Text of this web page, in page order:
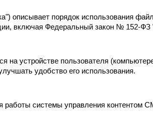
описывает порядок использования
включая Федеральный закон № 152-
устройстве пользователя
удобство его использования.
системы управления контентом